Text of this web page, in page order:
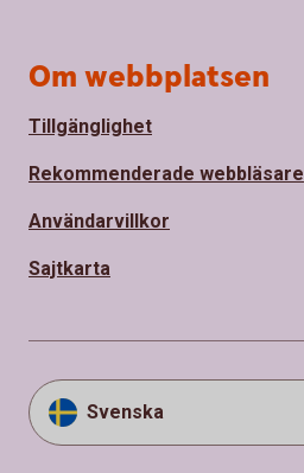
Om webbplatsen
Tillgänglighet
Rekommenderade webbläsare
Användarvillkor
Sajtkarta
Svenska